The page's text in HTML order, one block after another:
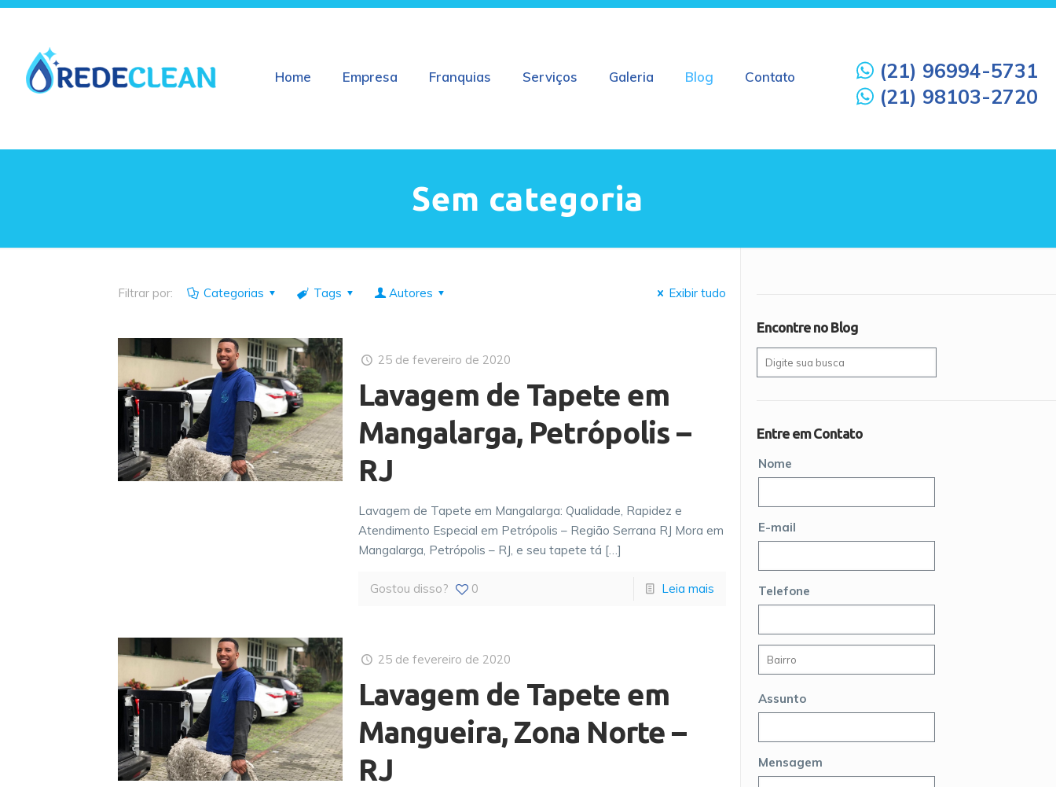
Home Empresa Franquias Serviços Galeria Blog Contato
(21) 96994-5731
(21) 98103-2720
Sem categoria
Filtrar por: Categorias Tags Autores Exibir tudo
25 de fevereiro de 2020
Lavagem de Tapete em
Mangalarga, Petrópolis –
RJ
Lavagem de Tapete em Mangalarga: Qualidade, Rapidez e
Atendimento Especial em Petrópolis – Região Serrana RJ Mora em
Mangalarga, Petrópolis – RJ, e seu tapete tá […]
Gostou disso? 0 Leia mais
25 de fevereiro de 2020
Lavagem de Tapete em
Mangueira, Zona Norte –
RJ
Encontre no Blog
Entre em Contato
Nome
E-mail
Telefone
Assunto
Mensagem